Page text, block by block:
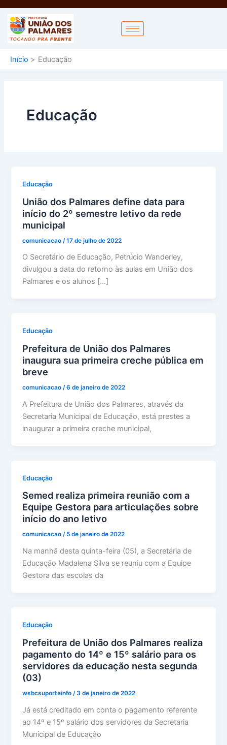
para
conteúdo
Início
Educação
Educação
Educação
União dos Palmares define data para
início do 2º semestre letivo da rede
municipal
comunicacao /17 de julho de 2022
O Secretário de Educação, Petrúcio Wanderley,
divulgou a data do retorno às aulas em União dos
Palmares e os alunos […]
Educação
Prefeitura de União dos Palmares
inaugura sua primeira creche pública em
breve
comunicacao/6 de janeiro de 2022
A Prefeitura de União dos Palmares, através da
Secretaria Municipal de Educação, está prestes a
inaugurar a primeira creche municipal,
Educação
Semed realiza primeira reunião com a
Equipe Gestora para articulações sobre
início do ano letivo
comunicacao/ 5 de janeiro de 2022
Na manhã desta quinta-feira (05), a Secretária de
Educação Madalena Silva se reuniu com a Equipe
Gestora das escolas da
Educação
Prefeitura de União dos Palmares realiza
pagamento do 14º e 15º salário para os
servidores da educação nesta segunda
(03)
wsbcsuporteinfo /3 de janeiro de 2022
Já está creditado em conta o pagamento referente
ao 14º e 15º salário dos servidores da Secretaria
Municipal de Educação